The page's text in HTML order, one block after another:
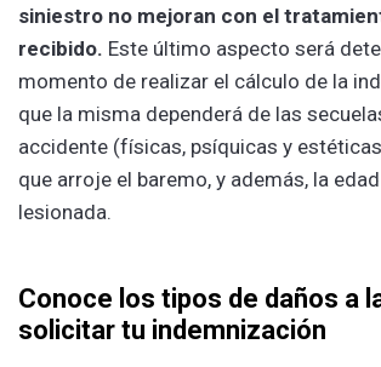
siniestro no mejoran con el
recibido. Este último aspecto será
momento de realizar el cálculo de la
que la misma dependerá de las
accidente (físicas, psíquicas y
que arroje el baremo, y además, la
lesionada.
Conoce los tipos de daños a
solicitar tu indemnización